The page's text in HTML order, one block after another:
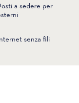
a sedere per
senza fili